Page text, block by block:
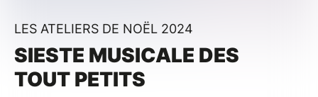
LES ATELIERS DE NOËL 2024
SIESTE MUSICALE DES
TOUT PETITS